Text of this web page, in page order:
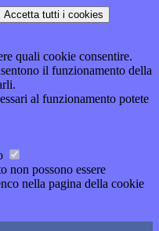
Accetta tutti i cookies
quali cookie consentire.
il funzionamento della
al funzionamento potete
non possono essere
nella pagina della cookie